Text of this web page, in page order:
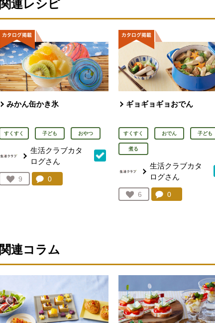
関連レシピ
みかん缶かき氷
すくすく 子ども おやつ
生活クラブカタ
ログさん
お気に入り登録：
9
人が登録
コメント：
0
ギョギョギョおでん
すくすく おでん 子ども
煮る
生活クラブカタ
ログさん
お気に入り登録：
6
人が登録
コメント：
0件。コメント
関連コラム